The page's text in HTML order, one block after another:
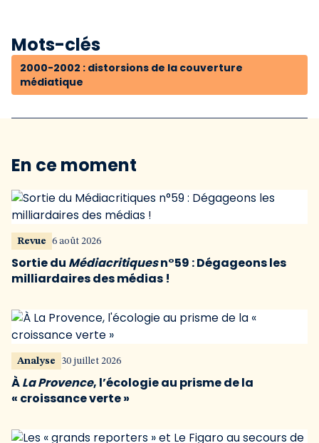
Mots-clés
2000-2002 : distorsions de la couverture
médiatique
En ce moment
Revue 6 août 2026
Sortie du Médiacritiquesn°59 : Dégageons les
milliardaires des médias !
Analyse 30 juillet 2026
ÀLa Provence, l’écologie au prisme de la
« croissance verte »